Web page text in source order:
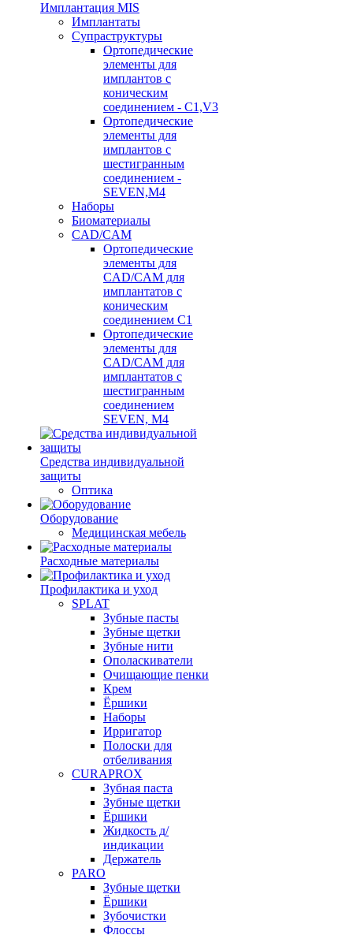
Имплантация MIS
Имплантаты
Супраструктуры
Ортопедические
элементы для
имплантов с
коническим
соединением - C1,V3
Ортопедические
элементы для
имплантов с
шестигранным
соединением -
SEVEN,M4
Наборы
Биоматериалы
CAD/CAM
Ортопедические
элементы для
CAD/CAM для
имплантатов с
коническим
соединением С1
Ортопедические
элементы для
CAD/CAM для
имплантатов с
шестигранным
соединением
SEVEN, М4
Средства индивидуальной
защиты
Оптика
Оборудование
Медицинская мебель
Расходные материалы
Профилактика и уход
SPLAT
Зубные пасты
Зубные щетки
Зубные нити
Ополаскиватели
Очищающие пенки
Крем
Ёршики
Наборы
Ирригатор
Полоски для
отбеливания
CURAPROX
Зубная паста
Зубные щетки
Ёршики
Жидкость д/
индикации
Держатель
PARO
Зубные щетки
Ёршики
Зубочистки
Флоссы